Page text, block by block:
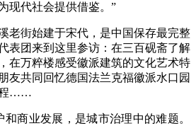
现代社会提供借鉴。”
街始建于宋代，是中国保存最完整
表团来到这里参访：在三百砚斋了解
在万粹楼感受徽派建筑的文化艺术特
友共同回忆德国法兰克福徽派水口园
程……
商业发展，是城市治理中的难题。